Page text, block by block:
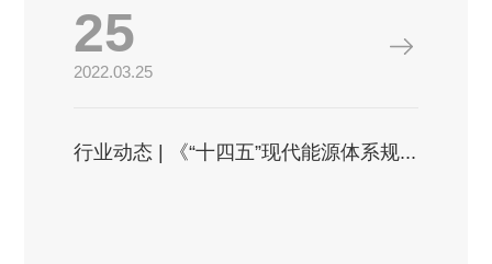
25
2022.03.25
行业动态 | 《“十四五”现代能源体系规...